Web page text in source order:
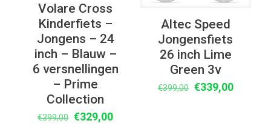
Volare Cross
Kinderfiets –
Jongens – 24
inch – Blauw –
6 versnellingen
– Prime
Collection
€399,00 Oorspronkelijke
€329,00Huidige
Altec Speed
Jongensfiets
26 inch Lime
Green 3v
€399,00 Oorspronkelijke
€339,00Huidige